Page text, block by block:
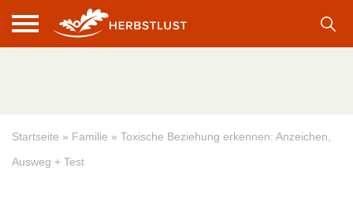
Startseite » Familie » Toxische Beziehung erkennen: Anzeichen,
Ausweg + Test